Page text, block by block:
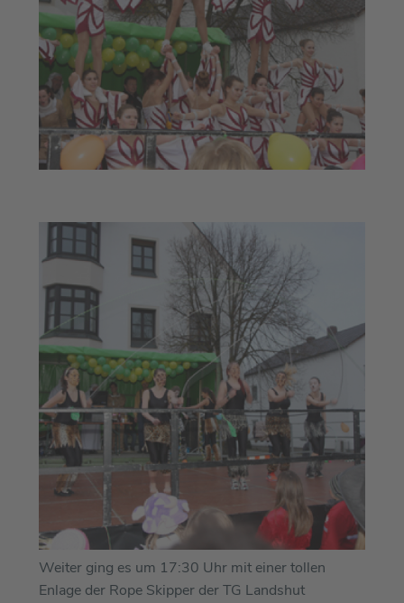
Weiter ging es um 17:30 Uhr mit einer tollen
Enlage der Rope Skipper der TG Landshut